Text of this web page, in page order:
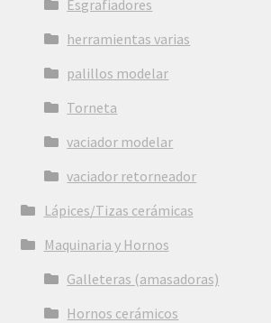
Esgrafiadores
herramientas varias
palillos modelar
Torneta
vaciador modelar
vaciador retorneador
Lápices/Tizas cerámicas
Maquinaria y Hornos
Galleteras (amasadoras)
Hornos cerámicos